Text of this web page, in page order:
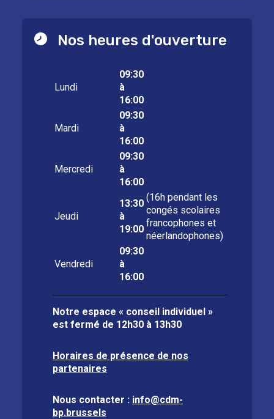
Nos heures d'ouverture
Lundi
09:30
à
16:00
Mardi
09:30
à
16:00
Mercredi
09:30
à
16:00
Jeudi
13:30
à
19:00
(16h pendant les
congés scolaires
francophones et
néerlandophones)
Vendredi
09:30
à
16:00
Notre espace « conseil individuel »
est fermé de 12h30 à 13h30
Horaires de présence de nos
partenaires
Nous contacter : info@cdm-
bp.brussels